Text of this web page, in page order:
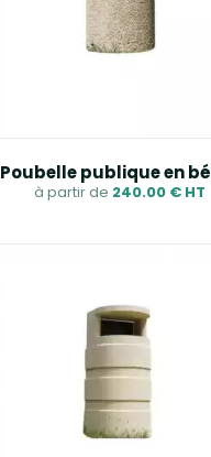
Prix,
Reference, A to
Poubelle publique en
à partir de 240.00 € HT